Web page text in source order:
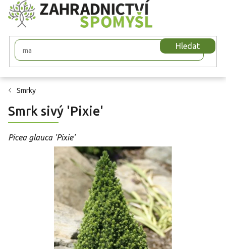
Přejít
na
obsah
Hledat
Smrky
Smrk sivý 'Pixie'
Picea glauca 'Pixie'